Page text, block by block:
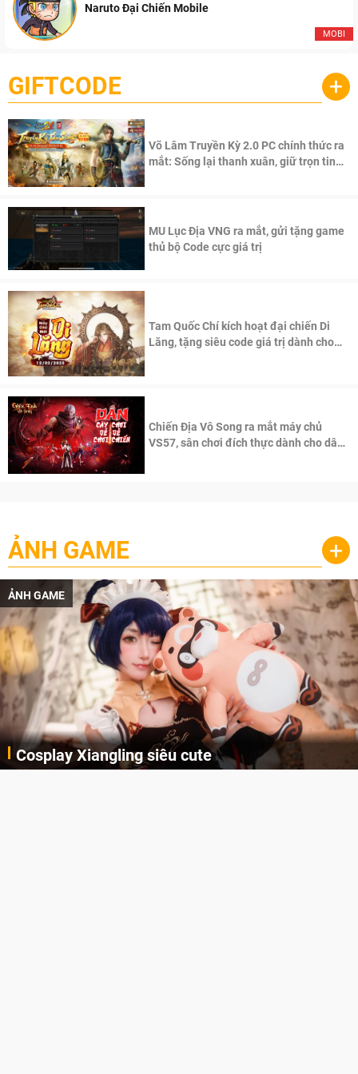
MOBI
Naruto Đại Chiến Mobile
GIFTCODE +
Võ Lâm Truyền Kỳ 2.0 PC chính thức ra
mắt: Sống lại thanh xuân, giữ trọn tinh
MU Lục Địa VNG ra mắt, gửi tặng game
thủ bộ Code cực giá trị
Tam Quốc Chí kích hoạt đại chiến Di
Lăng, tặng siêu code giá trị dành cho
Chiến Địa Vô Song ra mắt máy chủ
VS57, sân chơi đích thực dành cho dân
ẢNH GAME +
ẢNH GAME
Cosplay Xiangling siêu cute